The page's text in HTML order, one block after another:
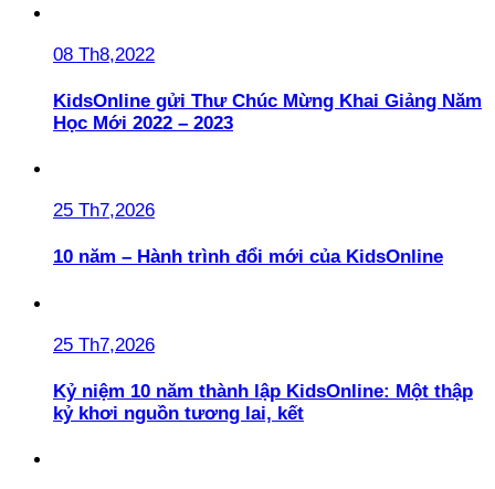
08 Th8,2022
KidsOnline gửi Thư Chúc Mừng Khai Giảng Năm
Học Mới 2022 – 2023
25 Th7,2026
10 năm – Hành trình đổi mới của KidsOnline
25 Th7,2026
Kỷ niệm 10 năm thành lập KidsOnline: Một thập
kỷ khơi nguồn tương lai, kết